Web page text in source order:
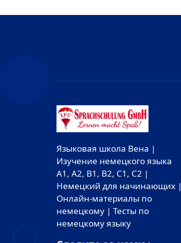
Языковая школа Вена |
Изучение немецкого языка
A1, A2, B1, B2, C1, C2 |
Немецкий для начинающих |
Онлайн-материалы по
немецкому | Тесты по
немецкому языку